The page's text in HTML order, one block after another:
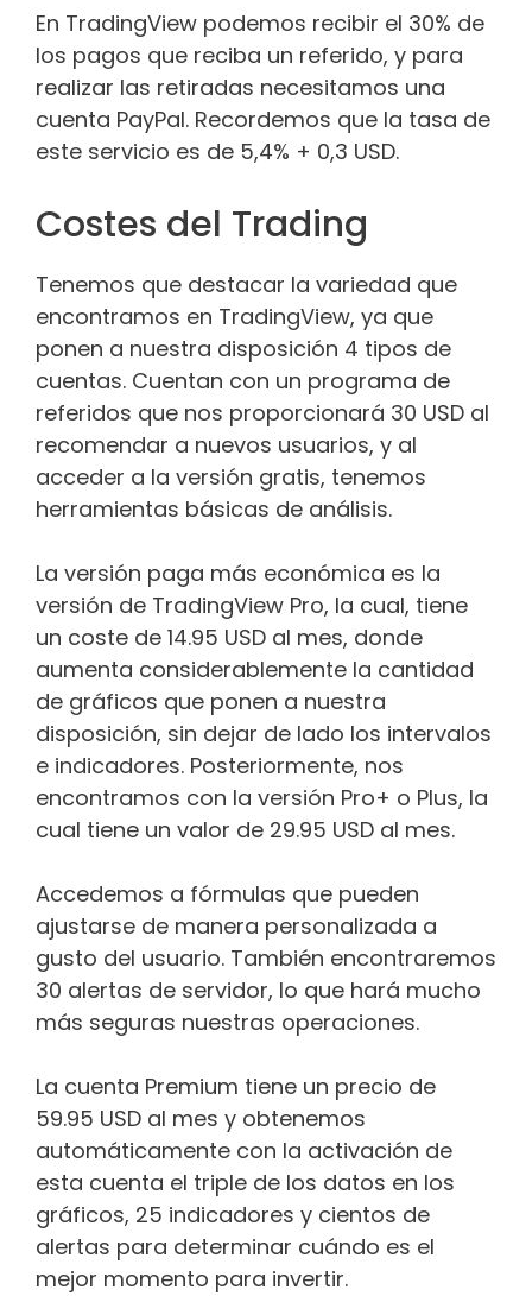
En TradingView podemos recibir el 30% de
los pagos que reciba un referido, y para
realizar las retiradas necesitamos una
cuenta PayPal. Recordemos que la tasa de
este servicio es de 5,4% + 0,3 USD.
Costes del Trading
Tenemos que destacar la variedad que
encontramos en TradingView, ya que
ponen a nuestra disposición 4 tipos de
cuentas. Cuentan con un programa de
referidos que nos proporcionará 30 USD al
recomendar a nuevos usuarios, y al
acceder a la versión gratis, tenemos
herramientas básicas de análisis.
La versión paga más económica es la
versión de TradingView Pro, la cual, tiene
un coste de 14.95 USD al mes, donde
aumenta considerablemente la cantidad
de gráficos que ponen a nuestra
disposición, sin dejar de lado los intervalos
e indicadores. Posteriormente, nos
encontramos con la versión Pro+ o Plus, la
cual tiene un valor de 29.95 USD al mes.
Accedemos a fórmulas que pueden
ajustarse de manera personalizada a
gusto del usuario. También encontraremos
30 alertas de servidor, lo que hará mucho
más seguras nuestras operaciones.
La cuenta Premium tiene un precio de
59.95 USD al mes y obtenemos
automáticamente con la activación de
esta cuenta el triple de los datos en los
gráficos, 25 indicadores y cientos de
alertas para determinar cuándo es el
mejor momento para invertir.